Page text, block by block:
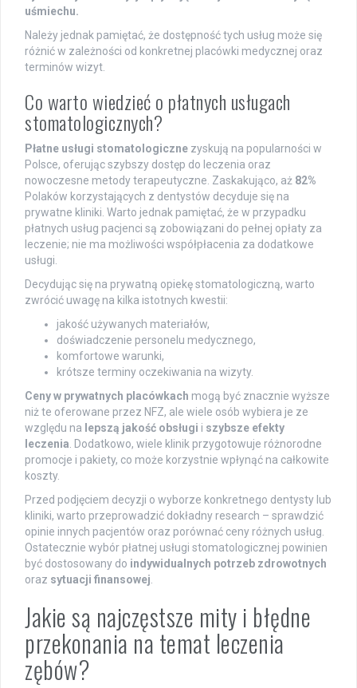
uśmiechu.
Należy jednak pamiętać, że dostępność tych usług może się
różnić w zależności od konkretnej placówki medycznej oraz
terminów wizyt.
Co warto wiedzieć o płatnych usługach
stomatologicznych?
Płatne usługi stomatologiczne zyskują na popularności w
Polsce, oferując szybszy dostęp do leczenia oraz
nowoczesne metody terapeutyczne. Zaskakująco, aż 82%
Polaków korzystających z dentystów decyduje się na
prywatne kliniki. Warto jednak pamiętać, że w przypadku
płatnych usług pacjenci są zobowiązani do pełnej opłaty za
leczenie; nie ma możliwości współpłacenia za dodatkowe
usługi.
Decydując się na prywatną opiekę stomatologiczną, warto
zwrócić uwagę na kilka istotnych kwestii:
jakość używanych materiałów,
doświadczenie personelu medycznego,
komfortowe warunki,
krótsze terminy oczekiwania na wizyty.
Ceny w prywatnych placówkach mogą być znacznie wyższe
niż te oferowane przez NFZ, ale wiele osób wybiera je ze
względu na lepszą jakość obsługi i szybsze efekty
leczenia . Dodatkowo, wiele klinik przygotowuje różnorodne
promocje i pakiety, co może korzystnie wpłynąć na całkowite
koszty.
Przed podjęciem decyzji o wyborze konkretnego dentysty lub
kliniki, warto przeprowadzić dokładny research – sprawdzić
opinie innych pacjentów oraz porównać ceny różnych usług.
Ostatecznie wybór płatnej usługi stomatologicznej powinien
być dostosowany do indywidualnych potrzeb zdrowotnych
oraz sytuacji finansowej
Jakie są najczęstsze mity i błędne
przekonania na temat leczenia
zębów?